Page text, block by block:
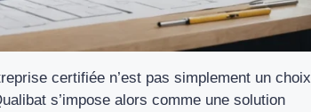
certifiée n’est pas simplement un choix
s’impose alors comme une solution